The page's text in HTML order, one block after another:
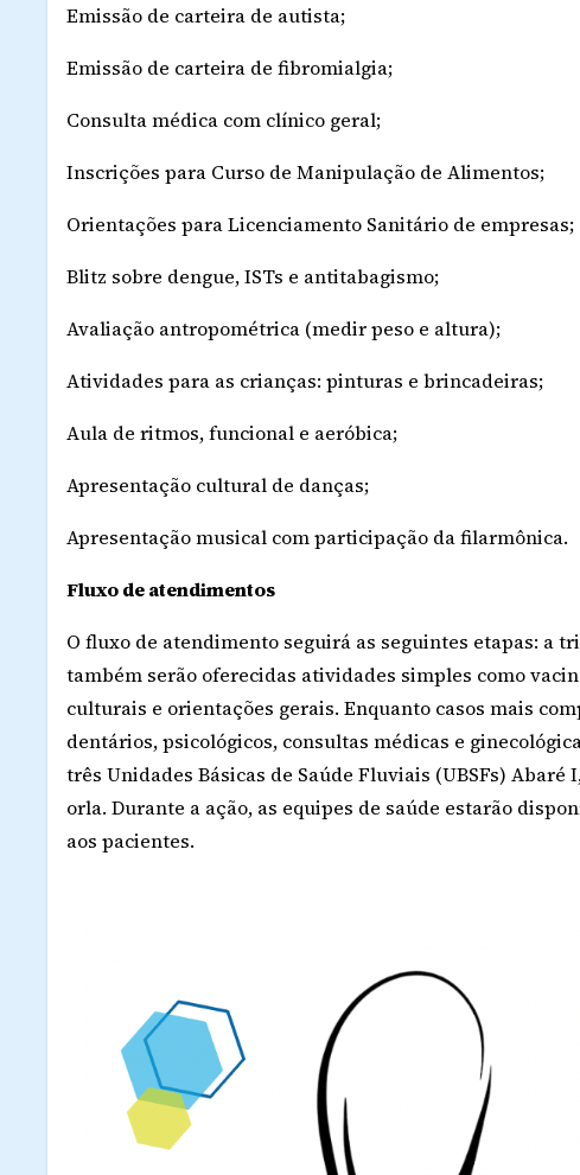
Emissão de carteira de autista;
Emissão de carteira de fibromialgia;
Consulta médica com clínico geral;
Inscrições para Curso de Manipulação de Alimentos;
Orientações para Licenciamento Sanitário de empresas;
Blitz sobre dengue, ISTs e antitabagismo;
Avaliação antropométrica (medir peso e altura);
Atividades para as crianças: pinturas e brincadeiras;
Aula de ritmos, funcional e aeróbica;
Apresentação cultural de danças;
Apresentação musical com participação da filarmônica.
Fluxo de atendimentos
O fluxo de atendimento seguirá as seguintes etapas: a
também serão oferecidas atividades simples como
culturais e orientações gerais. Enquanto casos mais
dentários, psicológicos, consultas médicas e
três Unidades Básicas de Saúde Fluviais (UBSFs)
orla. Durante a ação, as equipes de saúde estarão
aos pacientes.